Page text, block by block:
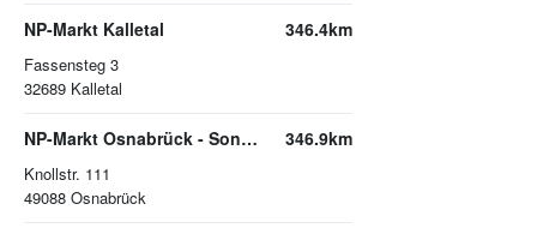
NP-Markt Kalletal
Fassensteg 3
32689 Kalletal
346.4km
NP-Markt Osnabrück - Sonnenhügel
Knollstr. 111
49088 Osnabrück
346.9km